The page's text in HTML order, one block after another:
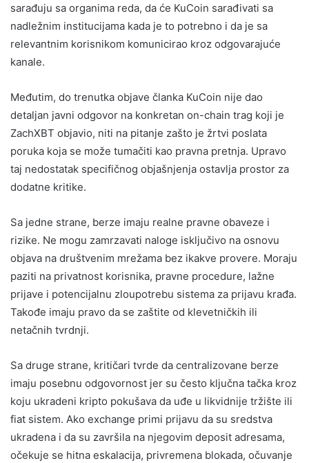
sarađuju sa organima reda, da će KuCoin sarađivati sa
nadležnim institucijama kada je to potrebno i da je sa
relevantnim korisnikom komunicirao kroz odgovarajuće
kanale.
Međutim, do trenutka objave članka KuCoin nije dao
detaljan javni odgovor na konkretan on-chain trag koji je
ZachXBT objavio, niti na pitanje zašto je žrtvi poslata
poruka koja se može tumačiti kao pravna pretnja. Upravo
taj nedostatak specifičnog objašnjenja ostavlja prostor za
dodatne kritike.
Sa jedne strane, berze imaju realne pravne obaveze i
rizike. Ne mogu zamrzavati naloge isključivo na osnovu
objava na društvenim mrežama bez ikakve provere. Moraju
paziti na privatnost korisnika, pravne procedure, lažne
prijave i potencijalnu zloupotrebu sistema za prijavu krađa.
Takođe imaju pravo da se zaštite od klevetničkih ili
netačnih tvrdnji.
Sa druge strane, kritičari tvrde da centralizovane berze
imaju posebnu odgovornost jer su često ključna tačka kroz
koju ukradeni kripto pokušava da uđe u likvidnije tržište ili
fiat sistem. Ako exchange primi prijavu da su sredstva
ukradena i da su završila na njegovim deposit adresama,
očekuje se hitna eskalacija, privremena blokada, očuvanje